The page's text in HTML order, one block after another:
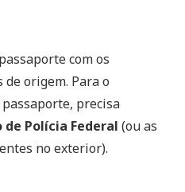
com os
origem. Para o
precisa
Polícia Federal (ou as
no exterior).